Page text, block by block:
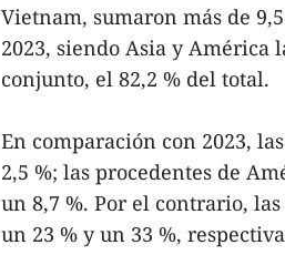
Vietnam, sumaron más de
2023, siendo Asia y
conjunto, el 82,2 % del total.
En comparación con 2023,
2,5 %; las procedentes de
un 8,7 %. Por el contrario,
un 23 % y un 33 %,